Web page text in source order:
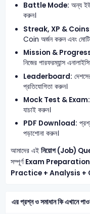
Battle Mode: অন্য
করুন।
Streak, XP &
Coin অর্জন করুন এবং
Mission &
নিজের পারফরম্যান্স
Leaderboard:
প্রতিযোগিতা করুন।
Mock Test & Exam:
যাচাই করুন।
PDF Download:
পড়াশোনা করুন।
আমাদের এই নিয়োগ (Job)
সম্পূর্ণ Exam
Practice + Analysis
এর প্রশ্ন ও সমাধান কি এখানে